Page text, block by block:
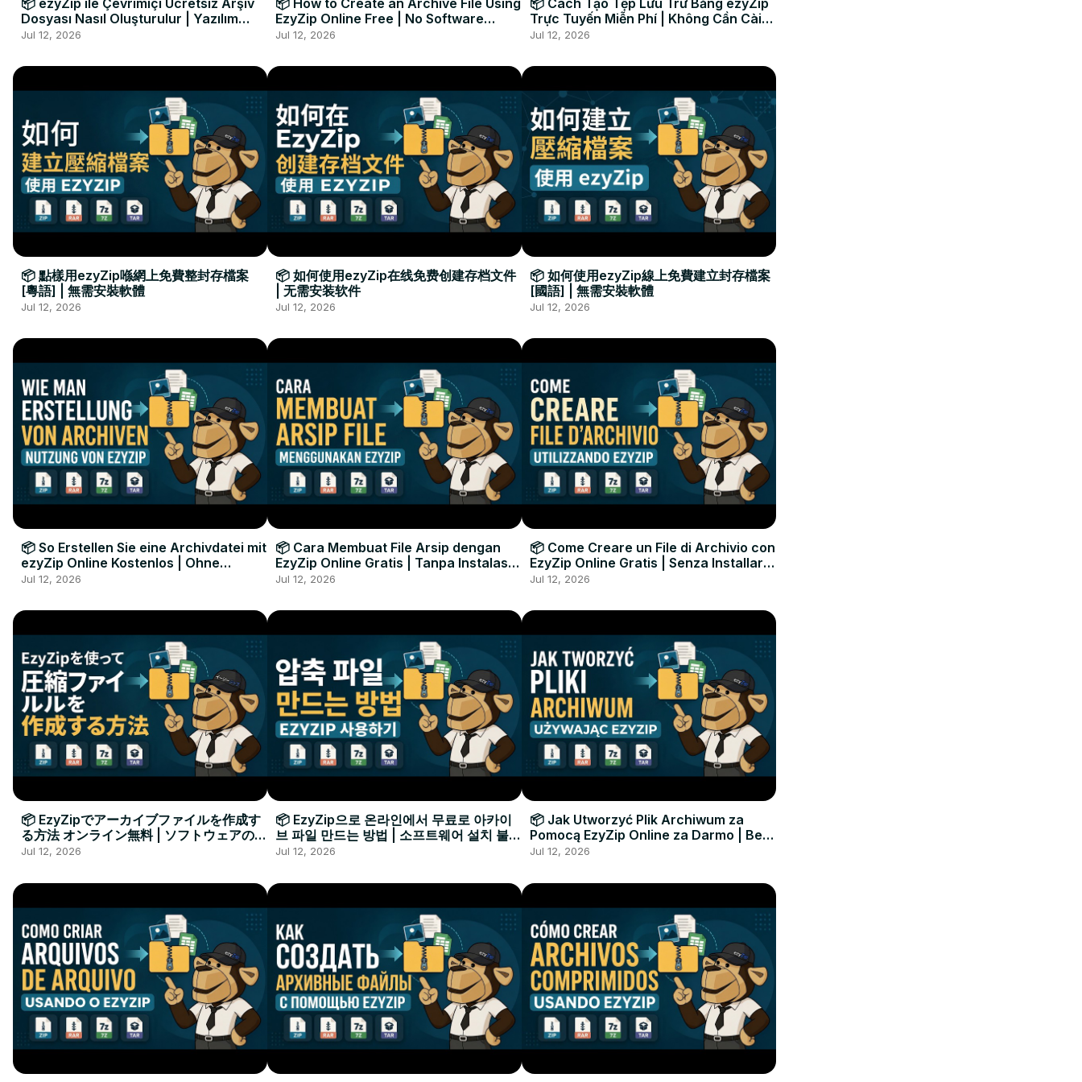
Dosyası Nasıl Oluşturulur | Yazılım
Kurulumu Gerekmez
Jul 12, 2026
EzyZip Online Free | No Software
Installation Required
Jul 12, 2026
Trực Tuyến Miễn Phí | Không Cần Cài
Đặt Phần Mềm
Jul 12, 2026
📦 點樣用ezyZip喺網上免費整封存檔案
[粵語] | 無需安裝軟體
Jul 12, 2026
📦 如何使用ezyZip在线免费创建存档文件
| 无需安装软件
Jul 12, 2026
📦 如何使用ezyZip線上免費建立封存檔案
[國語] | 無需安裝軟體
Jul 12, 2026
📦 So Erstellen Sie eine Archivdatei mit
ezyZip Online Kostenlos | Ohne
Softwareinstallation
Jul 12, 2026
📦 Cara Membuat File Arsip dengan
EzyZip Online Gratis | Tanpa Instalasi
Perangkat Lunak
Jul 12, 2026
📦 Come Creare un File di Archivio con
EzyZip Online Gratis | Senza Installare
Software
Jul 12, 2026
📦 EzyZipでアーカイブファイルを作成す
る方法 オンライン無料 | ソフトウェアのイ
ンストール不要
Jul 12, 2026
📦 EzyZip으로 온라인에서 무료로 아카이
브 파일 만드는 방법 | 소프트웨어 설치 불필
요
Jul 12, 2026
📦 Jak Utworzyć Plik Archiwum za
Pomocą EzyZip Online za Darmo | Bez
Instalacji Oprogramowania
Jul 12, 2026